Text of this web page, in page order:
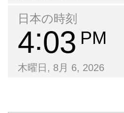
日本の時刻
4 03 PM
木曜日, 8月 6, 2026